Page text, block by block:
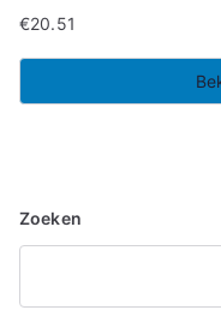
€20.51
Zoeken